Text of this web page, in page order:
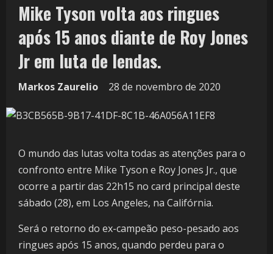
Mike Tyson volta aos ringues
após 15 anos diante de Roy Jones
Jr em luta de lendas.
Markos Zaurelio 28 de novembro de 2020
O mundo das lutas volta todas as atenções para o
confronto entre Mike Tyson e Roy Jones Jr., que
ocorre a partir das 22h15 no card principal deste
sábado (28), em Los Angeles, na Califórnia.
Será o retorno do ex-campeão peso-pesado aos
ringues após 15 anos, quando perdeu para o